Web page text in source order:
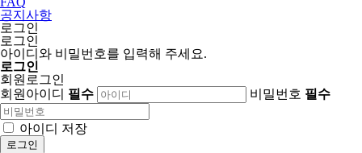
공지사항
로그인
로그인
아이디와 비밀번호를 입력해 주세요.
로그인
회원로그인
회원아이디 필수 비밀번호 필수
아이디 저장
로그인